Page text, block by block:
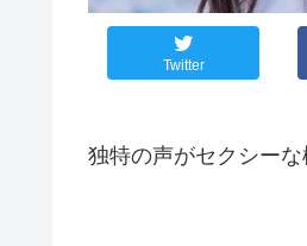
Twitter
独特の声がセクシーな